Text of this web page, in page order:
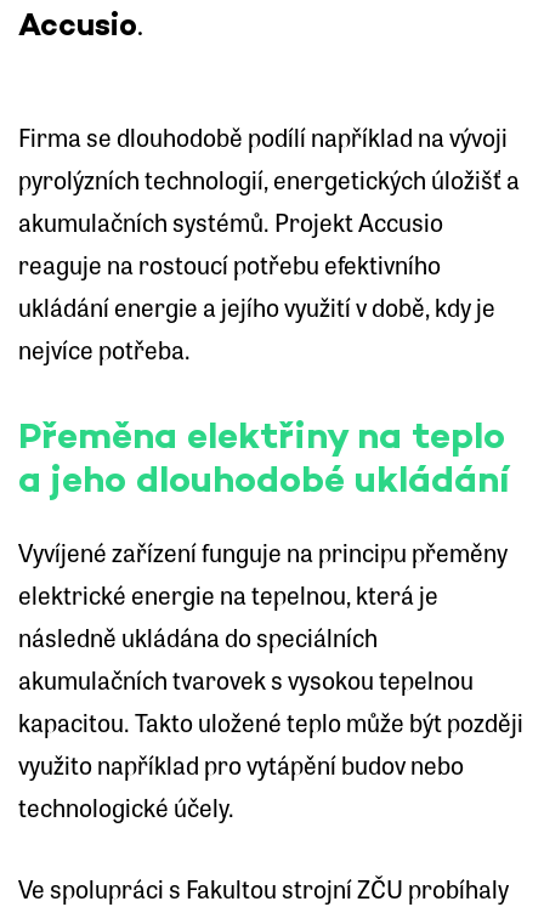
Accusio.
Firma se dlouhodobě podílí například na vývoji
pyrolýzních technologií, energetických úložišť a
akumulačních systémů. Projekt Accusio
reaguje na rostoucí potřebu efektivního
ukládání energie a jejího využití v době, kdy je
nejvíce potřeba.
Přeměna elektřiny na teplo
a jeho dlouhodobé ukládání
Vyvíjené zařízení funguje na principu přeměny
elektrické energie na tepelnou, která je
následně ukládána do speciálních
akumulačních tvarovek s vysokou tepelnou
kapacitou. Takto uložené teplo může být později
využito například pro vytápění budov nebo
technologické účely.
Ve spolupráci s Fakultou strojní ZČU probíhaly